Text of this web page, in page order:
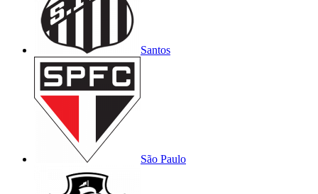
Santos
São Paulo